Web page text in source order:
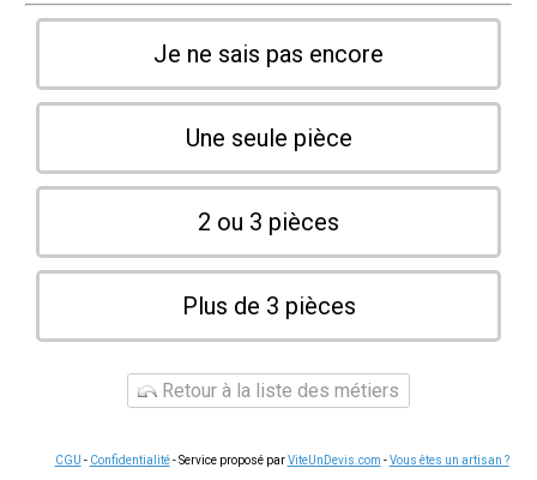
Je ne sais pas encore
Une seule pièce
2 ou 3 pièces
Plus de 3 pièces
Retour à la liste des métiers
CGU - Confidentialité- Service proposé parViteUnDevis.com -Vous êtes un artisan ?